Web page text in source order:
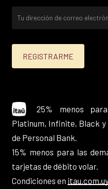
25% menos
Platinum, Infinite, Black
de Personal Bank.
15% menos para las
tarjetas de débito volar.
Condiciones en